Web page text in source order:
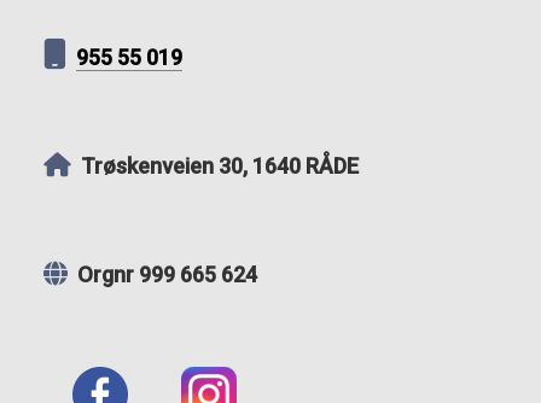
955 55 019
Trøskenveien 30, 1640 RÅDE
Orgnr 999 665 624